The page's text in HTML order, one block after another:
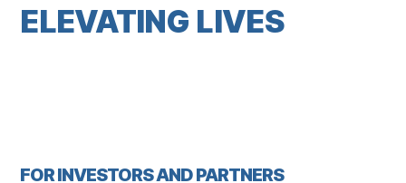
ELEVATING LIVES
FOR INVESTORS AND PARTNERS